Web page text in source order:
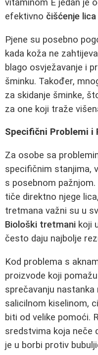
vitaminom E jedan je
efektivno čišćenje lica
Pjene su posebno
kada koža ne
blago osvježavanje i
šminku. Također,
za skidanje šminke,
za one koji traže
Specifični Problemi i
Za osobe sa
specifičnim stanjima,
s posebnom pažnjom.
tiče direktno njege
tretmana važni su u
Biološki tretmani koji
često daju najbolje
Kod problema s
proizvode koji
sprečavanju
salicilnom kiselinom,
biti od velike pomoći.
sredstvima koja neče
je u borbi protiv